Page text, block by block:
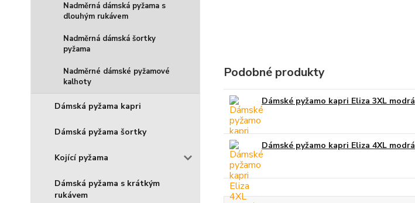
Nadměrná dámská pyžama s
dlouhým rukávem
Nadměrná dámská šortky
pyžama
Nadměrné dámské pyžamové
kalhoty
Dámská pyžama kapri
Dámská pyžama šortky
Kojící pyžama
Dámská pyžama s krátkým
rukávem
Podobné produkty
Dámské pyžamo kapri Eliza 3XL modrá
Dámské pyžamo kapri Eliza 4XL modrá